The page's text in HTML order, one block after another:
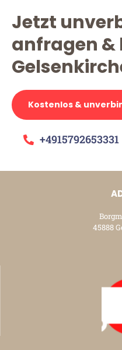
Jetzt
anfragen &
Kostenlos &
+4915792653331
45888